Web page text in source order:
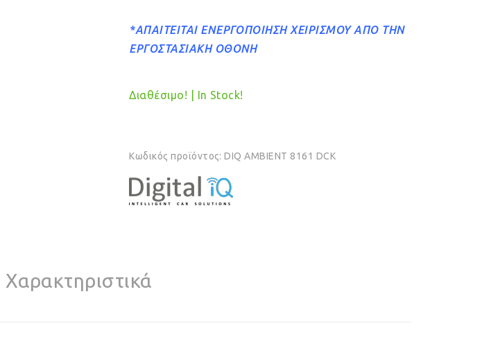
*ΑΠΑΙΤΕΙΤΑΙ ΕΝΕΡΓΟΠΟΙΗΣΗ ΧΕΙΡΙΣΜΟΥ ΑΠΟ ΤΗΝ
ΕΡΓΟΣΤΑΣΙΑΚΗ ΟΘΟΝΗ
Διαθέσιμο! | In Stock!
Κωδικός προϊόντος:DIQ AMBIENT 8161 DCK
Χαρακτηριστικά